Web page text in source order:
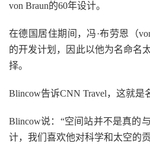
von Braun的60年设计。
在德国居住期间，冯·布劳恩（
的开发计划，因此以他为名命名
择。
Blincow告诉CNN Travel，这就是
Blincow说：“空间站并不是真的
计，我们喜欢他对科学和太空的